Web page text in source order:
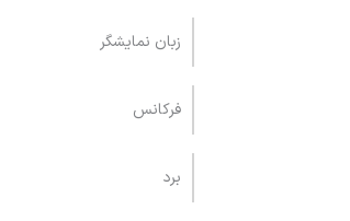
زبان نمایشگر
فرکانس
برد